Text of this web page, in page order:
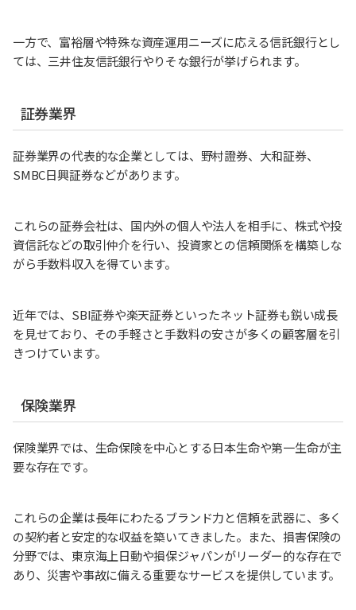
一方で、富裕層や特殊な資産運用ニーズに応える信託銀行とし
ては、三井住友信託銀行やりそな銀行が挙げられます。
証券業界
証券業界の代表的な企業としては、野村證券、大和証券、
SMBC日興証券などがあります。
これらの証券会社は、国内外の個人や法人を相手に、株式や投
資信託などの取引仲介を行い、投資家との信頼関係を構築しな
がら手数料収入を得ています。
近年では、SBI証券や楽天証券といったネット証券も鋭い成長
を見せており、その手軽さと手数料の安さが多くの顧客層を引
きつけています。
保険業界
保険業界では、生命保険を中心とする日本生命や第一生命が主
要な存在です。
これらの企業は長年にわたるブランド力と信頼を武器に、多く
の契約者と安定的な収益を築いてきました。また、損害保険の
分野では、東京海上日動や損保ジャパンがリーダー的な存在で
あり、災害や事故に備える重要なサービスを提供しています。